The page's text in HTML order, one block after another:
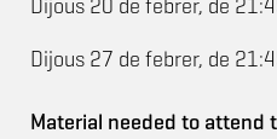
Dijous 20 de febrer, de
Dijous 27 de febrer, de
Material needed to attend